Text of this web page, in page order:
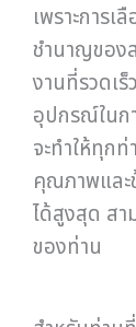
เพราะการ
ชำนาญของ
งานที่รวดเ
อุปกรณ์ในก
จะทำให้ทุก
คุณภาพและ
ได้สูงสุด สา
ของท่าน